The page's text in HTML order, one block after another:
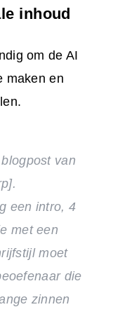
inhoud
om de AI
maken en
van
een intro, 4
met een
moet
die
zinnen